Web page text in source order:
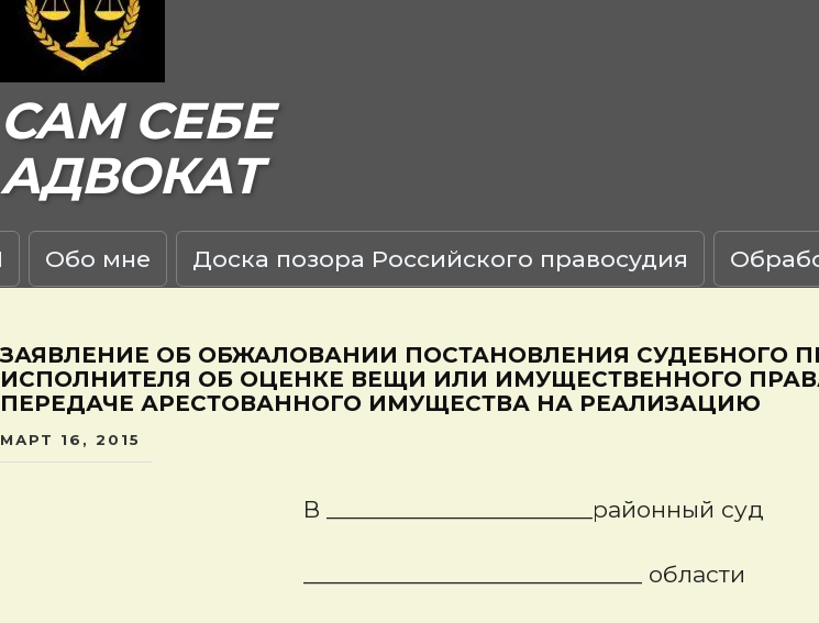
САМ СЕБЕ
АДВОКАТ
Обо мне Доска позора Российского правосудия
ЗАЯВЛЕНИЕ ОБ ОБЖАЛОВАНИИ ПОСТАНОВЛЕНИЯ СУДЕБНОГО
ИСПОЛНИТЕЛЯ ОБ ОЦЕНКЕ ВЕЩИ ИЛИ ИМУЩЕСТВЕННОГО
ПЕРЕДАЧЕ АРЕСТОВАННОГО ИМУЩЕСТВА НА РЕАЛИЗАЦИЮ
МАРТ 16, 2015
В ______________________районный суд
____________________________ области